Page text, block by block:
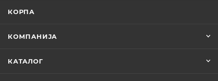
КОРПА
КОМПАНИЈА
КАТАЛОГ